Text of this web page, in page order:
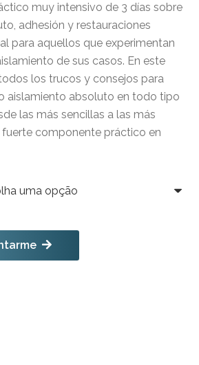
€448.75
through
€1900
muy intensivo de 3 días sobre
adhesión y restauraciones
para aquellos que experimentan
de sus casos. En este
los trucos y consejos para
aislamiento absoluto en todo tipo
las más sencillas a las más
componente práctico en